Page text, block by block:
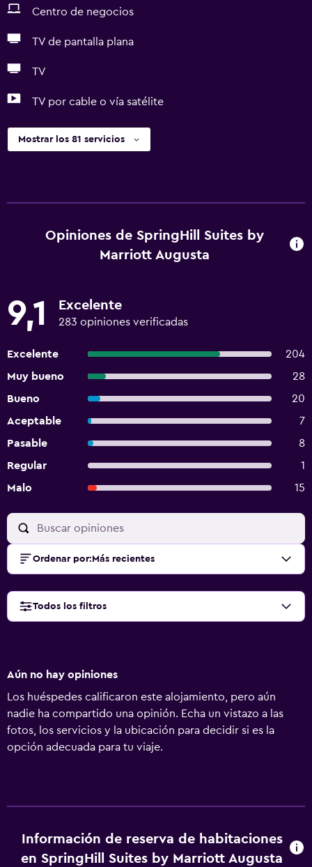
Centro de negocios
TV de pantalla plana
TV
TV por cable o vía satélite
Mostrar los 81 servicios
Opiniones de SpringHill Suites by
Marriott Augusta
9,1 Excelente
283 opiniones verificadas
Excelente
204
Muy bueno
28
Bueno
20
Aceptable
7
Pasable
8
Regular
1
Malo
15
Ordenar por: Más recientes
Todos los filtros
Aún no hay opiniones
Los huéspedes calificaron este alojamiento, pero aún
nadie ha compartido una opinión. Echa un vistazo a las
fotos, los servicios y la ubicación para decidir si es la
opción adecuada para tu viaje.
Información de reserva de habitaciones
en SpringHill Suites by Marriott Augusta